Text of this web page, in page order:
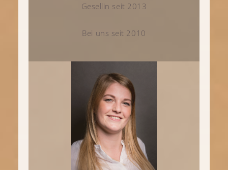
Gesellin seit 2013
Bei uns seit 2010